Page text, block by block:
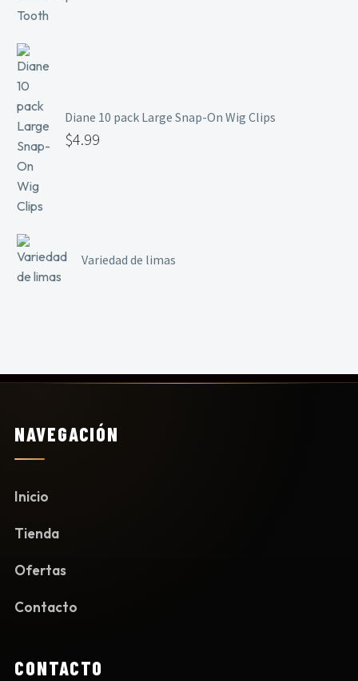
Diane 10 pack Large Snap-On Wig Clips
$4.99
Variedad de limas
NAVEGACIÓN
Inicio
Tienda
Ofertas
Contacto
CONTACTO